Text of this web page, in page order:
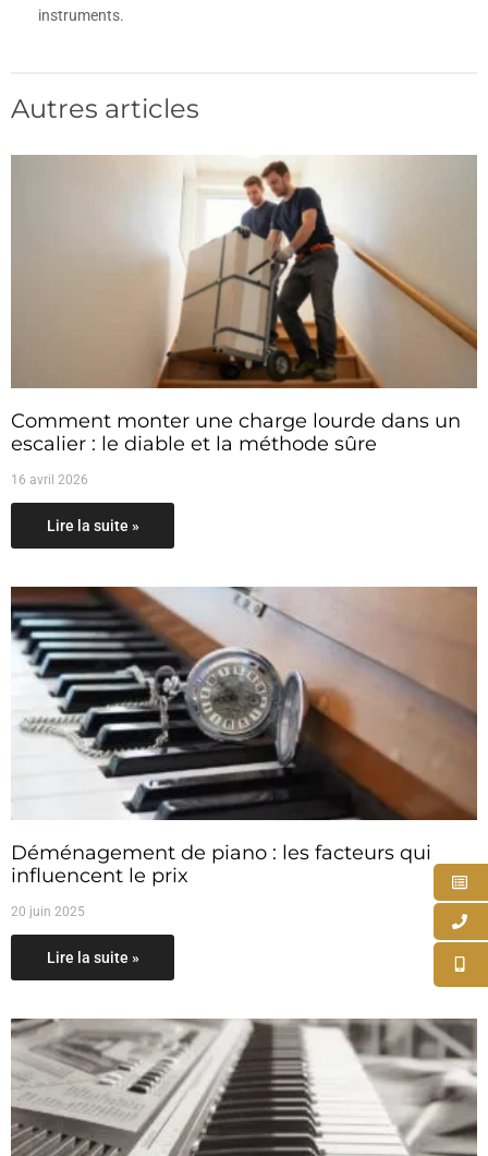
instruments.
Autres articles
Comment monter une charge lourde dans un
escalier : le diable et la méthode sûre
16 avril 2026
Lire la suite »
Déménagement de piano : les facteurs qui
influencent le prix
20 juin 2025
Lire la suite »